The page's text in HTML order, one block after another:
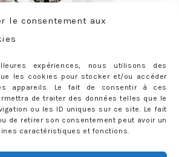
le consentement aux
expériences, nous utilisons des
les cookies pour stocker et/ou accéder
appareils. Le fait de consentir à ces
de traiter des données telles que le
ou les ID uniques sur ce site. Le fait
de retirer son consentement peut avoir un
caractéristiques et fonctions.
ABONNEMENT